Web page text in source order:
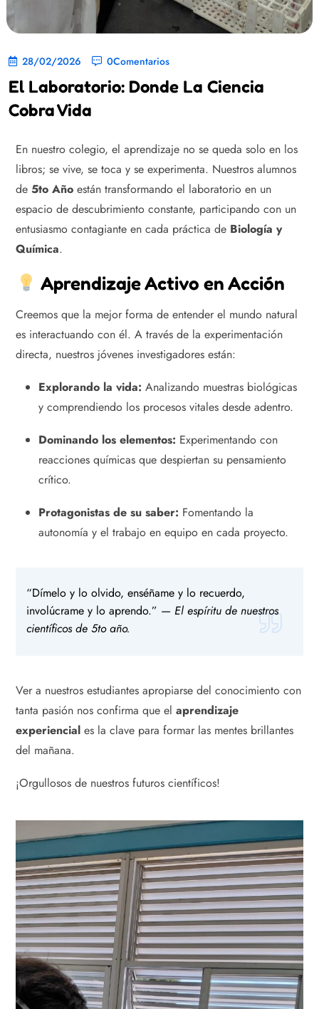
28/02/2026 0Comentarios
El Laboratorio: Donde La Ciencia
Cobra Vida
En nuestro colegio, el aprendizaje no se queda solo en los
libros; se vive, se toca y se experimenta. Nuestros alumnos
de 5to Año están transformando el laboratorio en un
espacio de descubrimiento constante, participando con un
entusiasmo contagiante en cada práctica de Biología y
Química.
Aprendizaje Activo en Acción
Creemos que la mejor forma de entender el mundo natural
es interactuando con él. A través de la experimentación
directa, nuestros jóvenes investigadores están:
Explorando la vida: Analizando muestras biológicas
y comprendiendo los procesos vitales desde adentro.
Dominando los elementos: Experimentando con
reacciones químicas que despiertan su pensamiento
crítico.
Protagonistas de su saber: Fomentando la
autonomía y el trabajo en equipo en cada proyecto.
“Dímelo y lo olvido, enséñame y lo recuerdo,
involúcrame y lo aprendo.” — El espíritu de nuestros
científicos de 5to año.
Ver a nuestros estudiantes apropiarse del conocimiento con
tanta pasión nos confirma que el aprendizaje
experiencial es la clave para formar las mentes brillantes
del mañana.
¡Orgullosos de nuestros futuros científicos!